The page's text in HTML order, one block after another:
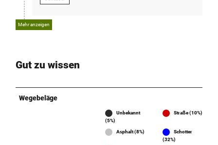
Mehr anzeigen
Gut zu wissen
Wegebeläge
Unbekannt
(5%)
Straße (10%)
Asphalt (8%)
Schotter
(32%)